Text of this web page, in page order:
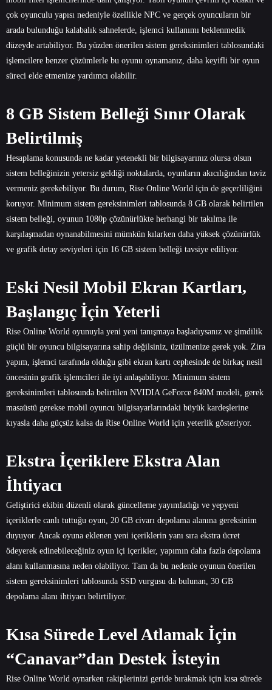
çok oyunculu yapısı nedeniyle özellikle NPC ve gerçek oyuncuların bir
arada bulunduğu kalabalık sahnelerde, işlemci kullanımı beklenmedik
düzeyde artabiliyor. Bu yüzden önerilen sistem gereksinimleri tablosundaki
işlemcilere benzer çözümlerle bu oyunu oynamanız, daha keyifli bir oyun
süreci elde etmenize yardımcı olabilir.
8 GB Sistem Belleği Sınır Olarak
Belirtilmiş
Hesaplama konusunda ne kadar yetenekli bir bilgisayarınız olursa olsun
sistem belleğinizin yetersiz geldiği noktalarda, oyunların akıcılığından taviz
vermeniz gerekebiliyor. Bu durum, Rise Online World için de geçerliliğini
koruyor. Minimum sistem gereksinimleri tablosunda 8 GB olarak belirtilen
sistem belleği, oyunun 1080p çözünürlükte herhangi bir takılma ile
karşılaşmadan oynanabilmesini mümkün kılarken daha yüksek çözünürlük
ve grafik detay seviyeleri için 16 GB sistem belleği tavsiye ediliyor.
Eski Nesil Mobil Ekran Kartları,
Başlangıç İçin Yeterli
Rise Online World oyunuyla yeni yeni tanışmaya başladıysanız ve şimdilik
güçlü bir oyuncu bilgisayarına sahip değilsiniz, üzülmenize gerek yok. Zira
yapım, işlemci tarafında olduğu gibi ekran kartı cephesinde de birkaç nesil
öncesinin grafik işlemcileri ile iyi anlaşabiliyor. Minimum sistem
gereksinimleri tablosunda belirtilen NVIDIA GeForce 840M modeli, gerek
masaüstü gerekse mobil oyuncu bilgisayarlarındaki büyük kardeşlerine
kıyasla daha güçsüz kalsa da Rise Online World için yeterlik gösteriyor.
Ekstra İçeriklere Ekstra Alan
İhtiyacı
Geliştirici ekibin düzenli olarak güncelleme yayımladığı ve yepyeni
içeriklerle canlı tuttuğu oyun, 20 GB civarı depolama alanına gereksinim
duyuyor. Ancak oyuna eklenen yeni içeriklerin yanı sıra ekstra ücret
ödeyerek edinebileceğiniz oyun içi içerikler, yapımın daha fazla depolama
alanı kullanmasına neden olabiliyor. Tam da bu nedenle oyunun önerilen
sistem gereksinimleri tablosunda SSD vurgusu da bulunan, 30 GB
depolama alanı ihtiyacı belirtiliyor.
Kısa Sürede Level Atlamak İçin
“Canavar”dan Destek İsteyin
Rise Online World oynarken rakiplerinizi geride bırakmak için kısa sürede